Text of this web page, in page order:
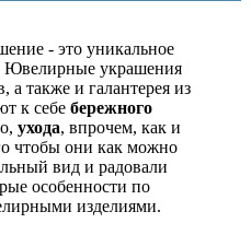
- это уникальное
Ювелирные украшения
а также и галантерея из
к себе бережного
ухода, впрочем, как и
чтобы они как можно
вид и радовали
особенности по
изделиями.